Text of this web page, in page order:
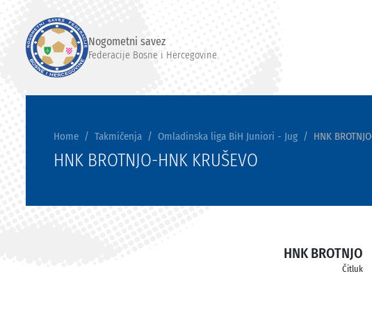
Nogometni savez
Federacije Bosne i Hercegovine
Home Takmičenja Omladinska liga BiH Juniori - Jug HNK
HNK BROTNJO-HNK KRUŠEVO
HNK BROTNJO
Čitluk